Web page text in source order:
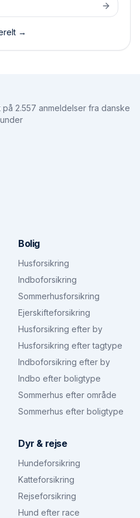
→
på 2.557 anmeldelser fra danske
Bolig
Husforsikring
Indboforsikring
Sommerhusforsikring
Ejerskifteforsikring
Husforsikring efter by
Husforsikring efter tagtype
Indboforsikring efter by
Indbo efter boligtype
Sommerhus efter område
Sommerhus efter boligtype
Dyr & rejse
Hundeforsikring
Katteforsikring
Rejseforsikring
Hund efter race